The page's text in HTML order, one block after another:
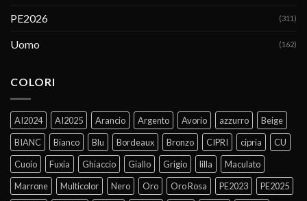
PE2026 (311)
Uomo (162)
COLORI
AI2024 AI2025 Arancio Argento Avorio azzurro
Beige
BIANC
Bianco Blu Bordeaux Bronzo CIPRI cipria
CU
Cuoio
Fuxia Ghiaccio Giallo Grigio lilla
Maculato
Marrone
Multicolor Nero Oro Oro Rosa PE2023
PE2025